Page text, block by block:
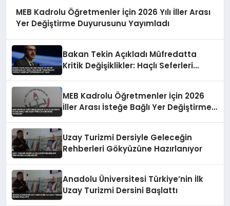
MEB Kadrolu Öğretmenler İçin 2026 Yılı İller Arası
Yer Değiştirme Duyurusunu Yayımladı
Bakan Tekin Açıkladı Müfredatta
Kritik Değişiklikler: Haçlı Seferleri
MEB Kadrolu Öğretmenler İçin 2026
İller Arası İsteğe Bağlı Yer Değiştirme
Uzay Turizmi Dersiyle Geleceğin
Rehberleri Gökyüzüne Hazırlanıyor
Anadolu Üniversitesi Türkiye’nin İlk
Uzay Turizmi Dersini Başlattı